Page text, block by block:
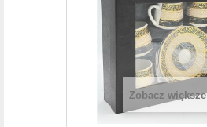
Zobacz większe